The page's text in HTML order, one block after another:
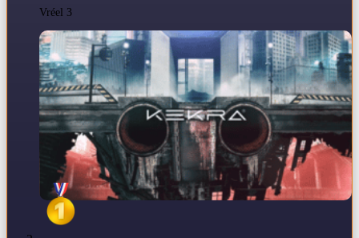
Vréel 3